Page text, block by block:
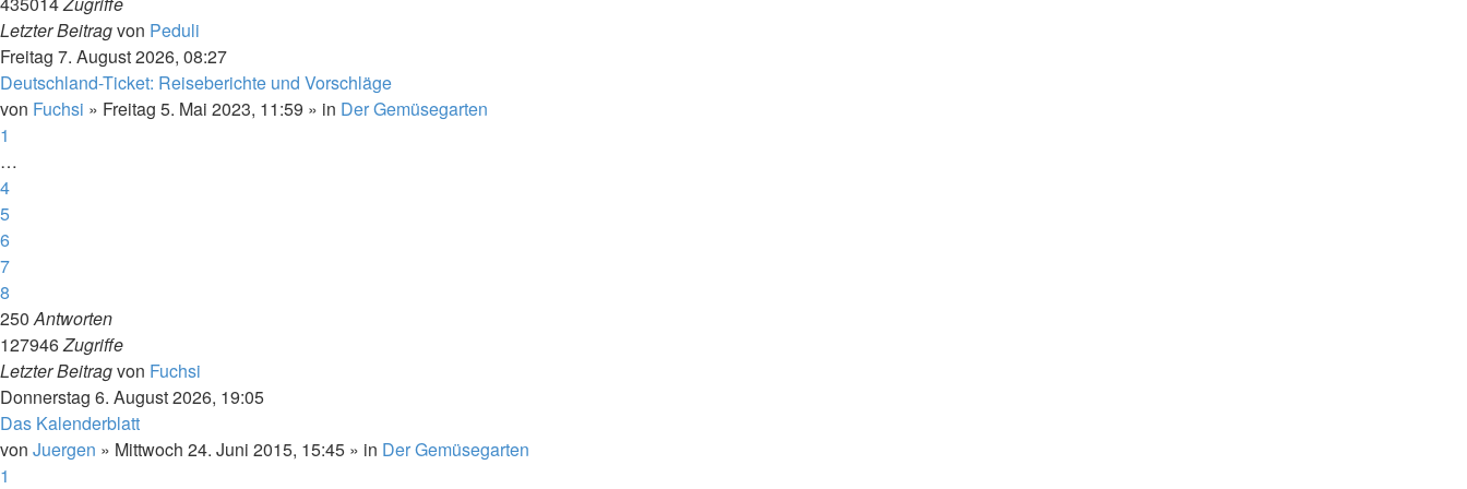
Letzter Beitragvon Peduli
Freitag 7. August 2026, 08:27
Deutschland-Ticket: Reiseberichte und Vorschläge
von Fuchsi » Freitag 5. Mai 2023, 11:59 » in Der Gemüsegarten
1
…
4
5
6
7
8
250Antworten
127946Zugriffe
Letzter Beitragvon Fuchsi
Donnerstag 6. August 2026, 19:05
Das Kalenderblatt
von Juergen » Mittwoch 24. Juni 2015, 15:45 » in Der Gemüsegarten
1